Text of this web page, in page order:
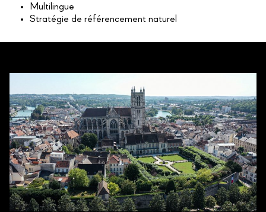
Multilingue
Stratégie de référencement naturel